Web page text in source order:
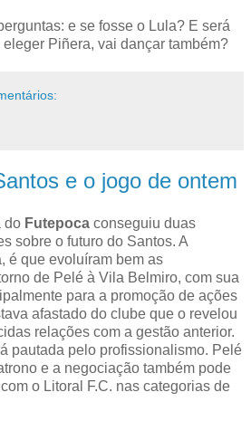
e se fosse o Lula? E será
Piñera, vai dançar também?
e o jogo de ontem
do Futepoca conseguiu duas
sobre o futuro do Santos. A
é que evoluíram bem as
de Pelé à Vila Belmiro, com sua
para a promoção de ações
afastado do clube que o revelou
relações com a gestão anterior.
pautada pelo profissionalismo. Pelé
e a negociação também pode
o Litoral F.C. nas categorias de